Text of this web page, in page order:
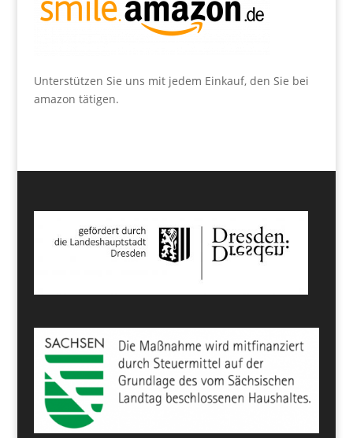
Unterstützen Sie uns mit jedem Einkauf, den Sie bei
amazon tätigen.